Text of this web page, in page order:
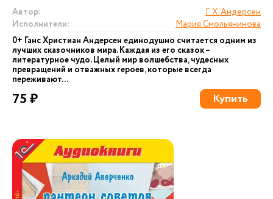
Автор:
Г. Х. Андерсен
Исполнители:
Мария Смольянинова
0+ Ганс Христиан Андерсен единодушно считается одним из
лучших сказочников мира. Каждая из его сказок –
литературное чудо. Целый мир волшебства, чудесных
превращений и отважных героев, которые всегда
переживают...
75 ₽ Купить